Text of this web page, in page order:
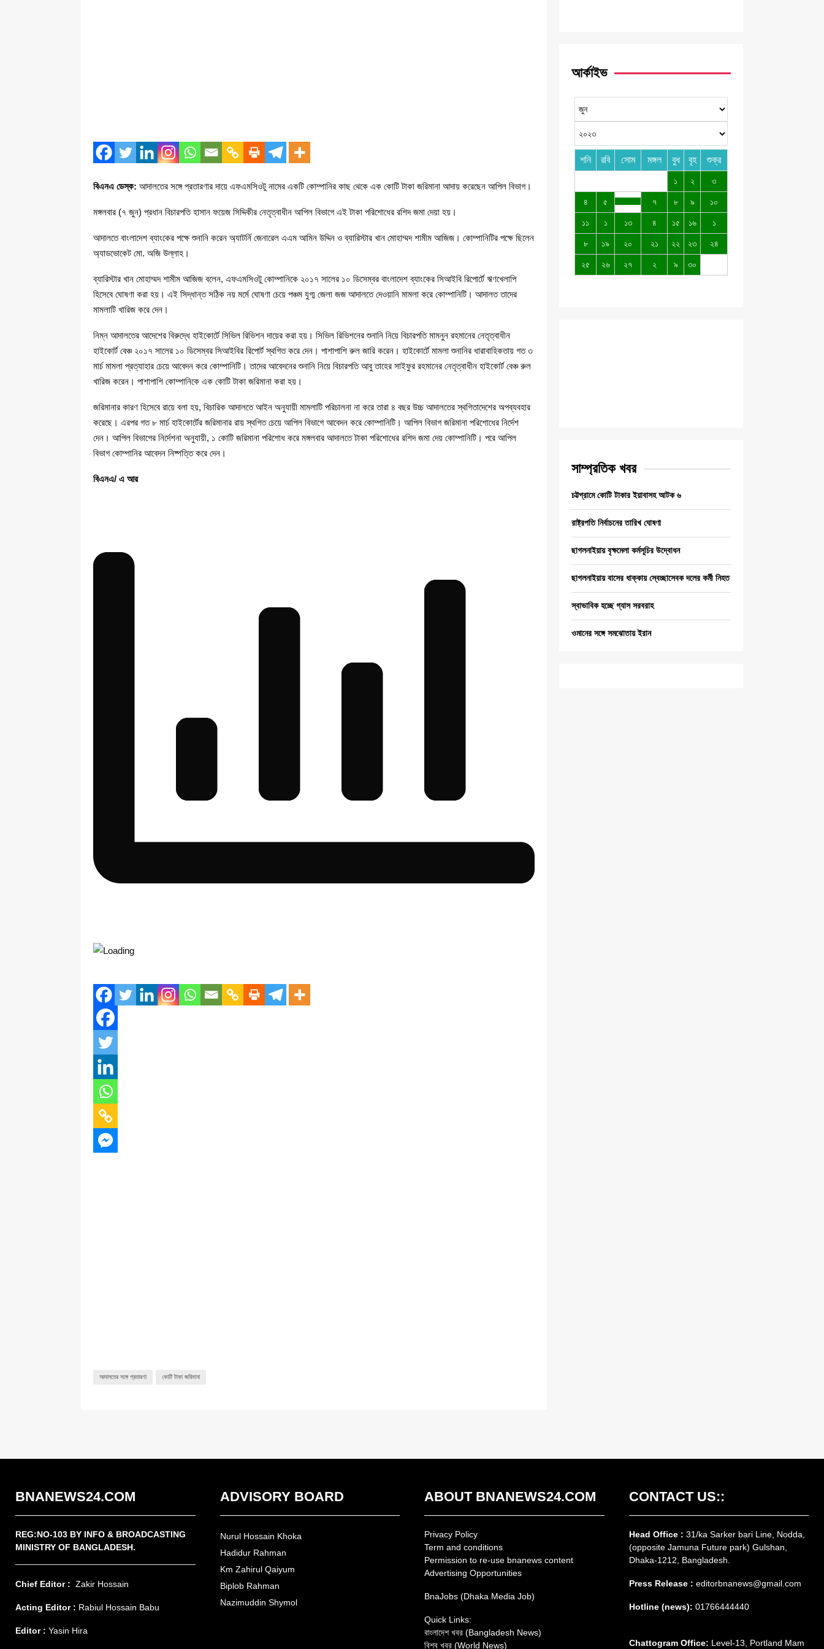
বিএনএ ডেস্ক: আদালতের সঙ্গে প্রতারণার দায়ে এফএমসিওটু নামের একটি কোম্পানির কাছ থেকে এক কোটি টাকা জরিমানা আদায় করেছেন আপিল বিভাগ।
মঙ্গলবার (৭ জুন) প্রধান বিচারপতি হাসান ফয়েজ সিদ্দিকীর নেতৃত্বাধীন আপিল বিভাগে এই টাকা পরিশোধের রশিদ জমা দেয়া হয়।
আদালতে বাংলাদেশ ব্যাংকের পক্ষে শুনানি করেন অ্যাটর্নি জেনারেল এএম আমিন উদ্দিন ও ব্যারিস্টার খান মোহাম্মদ শামীম আজিজ। কোম্পানিটির পক্ষে ছিলেন
অ্যাডভোকেট মো. অজি উল্লাহ।
ব্যারিস্টার খান মোহাম্মদ শামীম আজিজ বলেন, এফএমসিওটু কোম্পানিকে ২০১৭ সালের ১০ ডিসেম্বর বাংলাদেশ ব্যাংকের সিআইবি রিপোর্টে ঋণখেলাপি
হিসেবে ঘোষণা করা হয়। এই সিদ্ধান্ত সঠিক নয় মর্মে ঘোষণা চেয়ে পঞ্চম যুগ্ম জেলা জজ আদালতে দেওয়ানি মামলা করে কোম্পানিটি। আদালত তাদের
মামলাটি খারিজ করে দেন।
নিম্ন আদালতের আদেশের বিরুদ্ধে হাইকোর্টে সিভিল রিভিশন দায়ের করা হয়। সিভিল রিভিশনের শুনানি নিয়ে বিচারপতি মামনুন রহমানের নেতৃত্বাধীন
হাইকোর্ট বেঞ্চ ২০১৭ সালের ১০ ডিসেম্বর সিআইবির রিপোর্ট স্থগিত করে দেন। পাশাপাশি রুল জারি করেন। হাইকোর্টে মামলা শুনানির ধারাবাহিকতায় গত ৩
মার্চ মামলা প্রত্যাহার চেয়ে আবেদন করে কোম্পানিটি। তাদের আবেদনের শুনানি নিয়ে বিচারপতি আবু তাহের সাইফুর রহমানের নেতৃত্বাধীন হাইকোর্ট বেঞ্চ রুল
খারিজ করেন। পাশাপাশি কোম্পানিকে এক কোটি টাকা জরিমানা করা হয়।
জরিমানার কারণ হিসেবে রায়ে বলা হয়, বিচারিক আদালতে আইন অনুযায়ী মামলাটি পরিচালনা না করে তারা ৪ বছর উচ্চ আদালতের স্থগিতাদেশের অপব্যবহার
করেছে। এরপর গত ৮ মার্চ হাইকোর্টের জরিমানার রায় স্থগিত চেয়ে আপিল বিভাগে আবেদন করে কোম্পানিটি। আপিল বিভাগ জরিমানা পরিশোধের নির্দেশ
দেন। আপিল বিভাগের নির্দেশনা অনুযায়ী, ১ কোটি জরিমানা পরিশোধ করে মঙ্গলবার আদালতে টাকা পরিশোধের রশিদ জমা দেয় কোম্পানিটি। পরে আপিল
বিভাগ কোম্পানির আবেদন নিষ্পত্তি করে দেন।
বিএনএ/ এ আর
আদালতের সঙ্গে প্রতারণা কোটি টাকা জরিমানা
আর্কাইভ
শনি রবি সোম মঙ্গল বুধ বৃহ শুক্র
১ ২ ৩
৪ ৫ ৭ ৮ ৯ ১০
১১ ১ ১৩ ৪ ১৫ ১৬ ১
৮ ১৯ ২০ ২১ ২২ ২৩ ২৪
২৫ ২৬ ২৭ ২ ৯ ৩০
সাম্প্রতিক খবর
চট্টগ্রামে কোটি টাকার ইয়াবাসহ আটক ৬
রাষ্ট্রপতি নির্বাচনের তারিখ ঘোষণা
ছাগলনাইয়ায় বৃক্ষমেলা কর্মসূচির উদ্বোধন
ছাগলনাইয়ায় বাসের ধাক্কায় স্বেচ্ছাসেবক দলের কর্মী নিহত
স্বাভাবিক হচ্ছে গ্যাস সরবরাহ
ওমানের সঙ্গে সমঝোতায় ইরান
BNANEWS24.COM
REG:NO-103 BY INFO & BROADCASTING
MINISTRY OF BANGLADESH.
Chief Editor : Zakir Hossain
Acting Editor : Rabiul Hossain Babu
Editor : Yasin Hira
ADVISORY BOARD
Nurul Hossain Khoka
Hadidur Rahman
Km Zahirul Qaiyum
Biplob Rahman
Nazimuddin Shymol
ABOUT BNANEWS24.COM
Privacy Policy
Term and conditions
Permission to re-use bnanews content
Advertising Opportunities
BnaJobs (Dhaka Media Job)
Quick Links:
বাংলাদেশ খবর (Bangladesh News)
বিশ্ব খবর (World News)
CONTACT US::
Head Office : 31/ka Sarker bari Line, Nodda,
(opposite Jamuna Future park) Gulshan,
Dhaka-1212, Bangladesh.
Press Release : editorbnanews@gmail.com
Hotline (news): 01766444440
Chattogram Office: Level-13, Portland Mam